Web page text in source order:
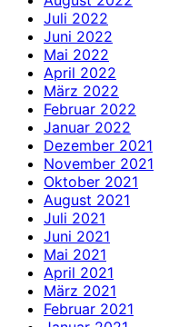
Juli 2022
Juni 2022
Mai 2022
April 2022
März 2022
Februar 2022
Januar 2022
Dezember 2021
November 2021
Oktober 2021
August 2021
Juli 2021
Juni 2021
Mai 2021
April 2021
März 2021
Februar 2021